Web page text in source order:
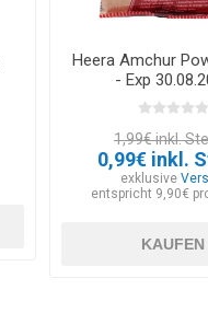
Heera Amchur
- Exp
1,99€ inkl.
0,99€ inkl.
exklusive
entspricht 9,90€
KAUFEN